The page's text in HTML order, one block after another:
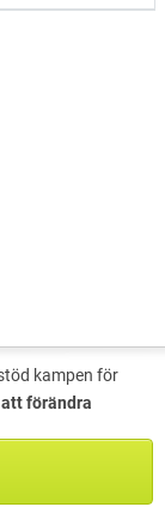
kampen för
förändra